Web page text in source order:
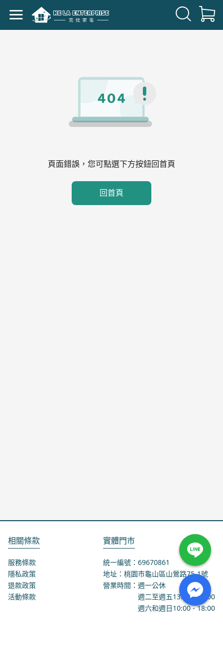
頁面錯誤，您可點選下方按鈕回首頁
回首頁
相關條款
服務條款
隱私政策
退款政策
活動條款
實體門市
統一編號：69670861
地址：桃園市龜山區山鶯路75-1號
營業時間：週一公休
週二至週五13:00 - 18:00
週六和週日10:00 - 18:00